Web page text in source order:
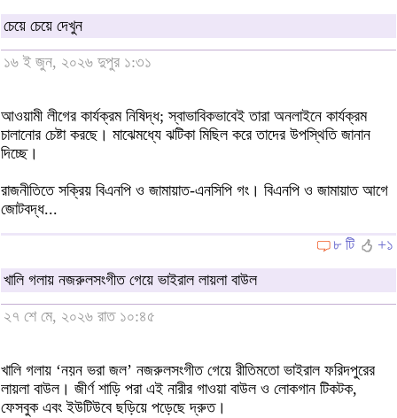
চেয়ে চেয়ে দেখুন
১৬ ই জুন, ২০২৬ দুপুর ১:৩১
আওয়ামী লীগের কার্যক্রম নিষিদ্ধ; স্বাভাবিকভাবেই তারা অনলাইনে কার্যক্রম
চালানোর চেষ্টা করছে। মাঝেমধ্যে ঝটিকা মিছিল করে তাদের উপস্থিতি জানান
দিচ্ছে।
রাজনীতিতে সক্রিয় বিএনপি ও জামায়াত-এনসিপি গং। বিএনপি ও জামায়াত আগে
জোটবদ্ধ...
৮ টি
+১
খালি গলায় নজরুলসংগীত গেয়ে ভাইরাল লায়লা বাউল
২৭ শে মে, ২০২৬ রাত ১০:৪৫
খালি গলায় ‘নয়ন ভরা জল’ নজরুলসংগীত গেয়ে রীতিমতো ভাইরাল ফরিদপুরের
লায়লা বাউল। জীর্ণ শাড়ি পরা এই নারীর গাওয়া বাউল ও লোকগান টিকটক,
ফেসবুক এবং ইউটিউবে ছড়িয়ে পড়েছে দ্রুত।